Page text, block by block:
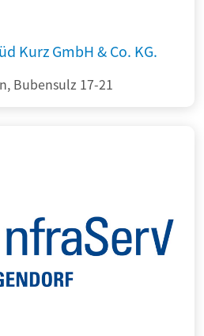
Kurz GmbH & Co. KG.
Bubensulz 17-21